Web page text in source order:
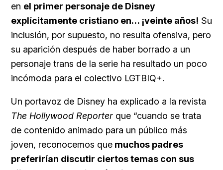
en el primer personaje de Disney
explícitamente cristiano en… ¡veinte años! Su
inclusión, por supuesto, no resulta ofensiva, pero
su aparición después de haber borrado a un
personaje trans de la serie ha resultado un poco
incómoda para el colectivo LGTBIQ+.
Un portavoz de Disney ha explicado a la revista
The Hollywood Reporter que “cuando se trata
de contenido animado para un público más
joven, reconocemos que muchos padres
preferirían discutir ciertos temas con sus